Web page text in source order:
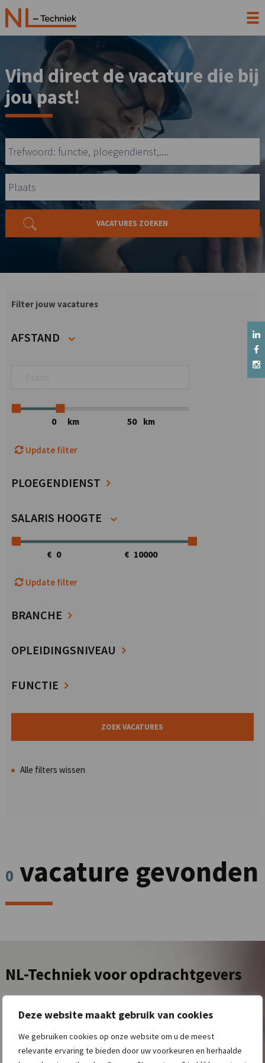
Deze website maakt gebruik van cookies
We gebruiken cookies op onze website om u de meest
relevante ervaring te bieden door uw voorkeuren en herhaalde
Vind direct de vacature die bij
jou past!
Filter jouw vacatures
AFSTAND
km km
Update filter
PLOEGENDIENST
SALARIS HOOGTE
€ €
Update filter
BRANCHE
OPLEIDINGSNIVEAU
FUNCTIE
Alle filters wissen
0 vacature gevonden
NL-Techniekvoor opdrachtgevers
lukt maar niet om die goed opgeleide monteur te vinden voor de
afdeling werktuigbouw. Of is er door groei een vacature gekomen